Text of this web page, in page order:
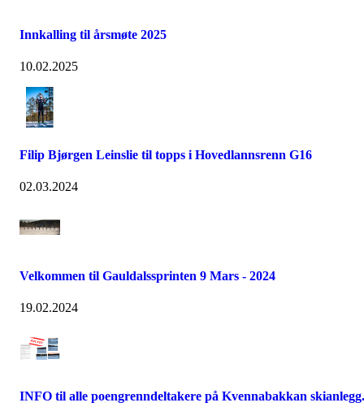
Innkalling til årsmøte 2025
10.02.2025
Filip Bjørgen Leinslie til topps i Hovedlannsrenn G16
02.03.2024
Velkommen til Gauldalssprinten 9 Mars - 2024
19.02.2024
INFO til alle poengrenndeltakere på Kvennabakkan skianlegg.